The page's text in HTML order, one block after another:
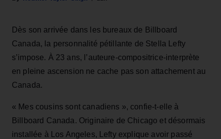
Dès son arrivée dans les bureaux de Billboard
Canada, la personnalité pétillante de Stella Lefty
s’impose. À 23 ans, l’auteure-compositrice-interprète
en pleine ascension ne cache pas son attachement au
Canada.
« Mes cousins sont canadiens », confie-t-elle à
Billboard Canada. Originaire de Chicago et désormais
installée à Los Angeles, Lefty explique avoir passé